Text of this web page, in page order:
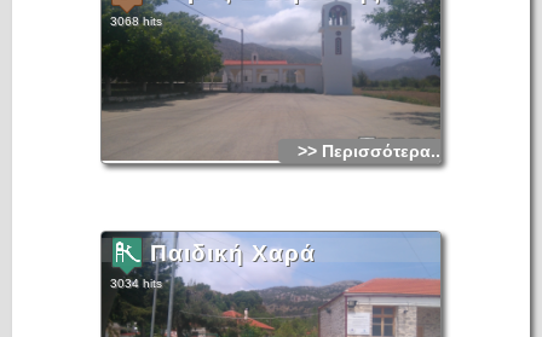
3068 hits
>> Περισσότερα...
Παιδική Χαρά
3034 hits